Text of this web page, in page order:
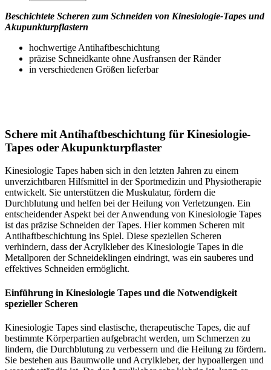
Beschichtete Scheren zum Schneiden von Kinesiologie-Tapes und
Akupunkturpflastern
hochwertige Antihaftbeschichtung
präzise Schneidkante ohne Ausfransen der Ränder
in verschiedenen Größen lieferbar
Schere mit Antihaftbeschichtung für Kinesiologie-
Tapes oder Akupunkturpflaster
Kinesiologie Tapes haben sich in den letzten Jahren zu einem
unverzichtbaren Hilfsmittel in der Sportmedizin und Physiotherapie
entwickelt. Sie unterstützen die Muskulatur, fördern die
Durchblutung und helfen bei der Heilung von Verletzungen. Ein
entscheidender Aspekt bei der Anwendung von Kinesiologie Tapes
ist das präzise Schneiden der Tapes. Hier kommen Scheren mit
Antihaftbeschichtung ins Spiel. Diese speziellen Scheren
verhindern, dass der Acrylkleber des Kinesiologie Tapes in die
Metallporen der Schneideklingen eindringt, was ein sauberes und
effektives Schneiden ermöglicht.
Einführung in Kinesiologie Tapes und die Notwendigkeit
spezieller Scheren
Kinesiologie Tapes sind elastische, therapeutische Tapes, die auf
bestimmte Körperpartien aufgebracht werden, um Schmerzen zu
lindern, die Durchblutung zu verbessern und die Heilung zu fördern.
Sie bestehen aus Baumwolle und Acrylkleber, der hypoallergen und